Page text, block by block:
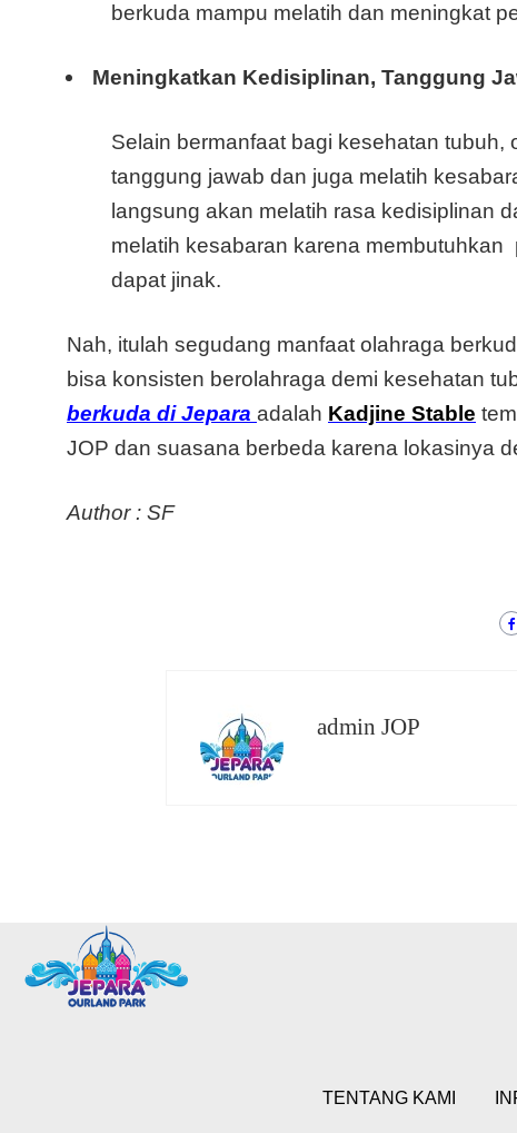
berkuda mampu melatih dan meningkat
Meningkatkan Kedisiplinan, Tanggung
Selain bermanfaat bagi kesehatan
tanggung jawab dan juga melatih
langsung akan melatih rasa kedisiplinan
melatih kesabaran karena
dapat jinak.
Nah, itulah segudang manfaat olahraga
bisa konsisten berolahraga demi kesehatan
berkuda di Jepara adalah Kadjine Stable
JOP dan suasana berbeda karena lokasinya
Author : SF
admin JOP
TENTANG KAMI